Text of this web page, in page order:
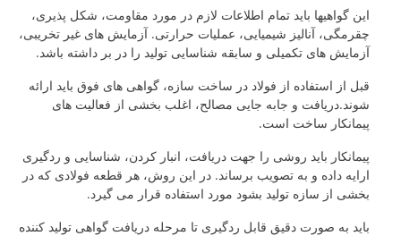
این گواهیها باید تمام اطلاعات لازم در مورد مقاومت، شکل پذیری،
چقرمگی، آنالیز شیمیایی، عملیات حرارتی. آزمایش های غیر تخریبی،
آزمایش های تکمیلی و سابقه شناسایی تولید را در بر داشته باشد.
قبل از استفاده از فولاد در ساخت سازه، گواهی های فوق باید ارائه
شوند.دریافت و جابه جایی مصالح، اغلب بخشی از فعالیت های
پیمانکار ساخت است.
پیمانکار باید روشی را جهت دریافت، انبار کردن، شناسایی و ردگیری
ارایه داده و به تصویب برساند. در این روش، هر قطعه فولادی که در
بخشی از سازه تولید بشود مورد استفاده قرار می گیرد.
باید به صورت دقیق قابل ردگیری تا مرحله دریافت گواهی تولید کننده